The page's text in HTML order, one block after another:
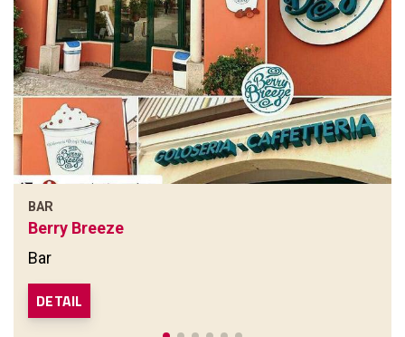
BAR
Berry Breeze
Bar
DETAIL